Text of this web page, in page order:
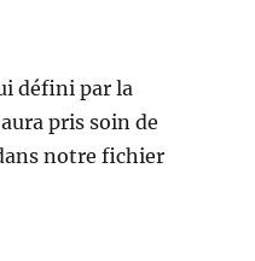
défini par la
pris soin de
notre fichier